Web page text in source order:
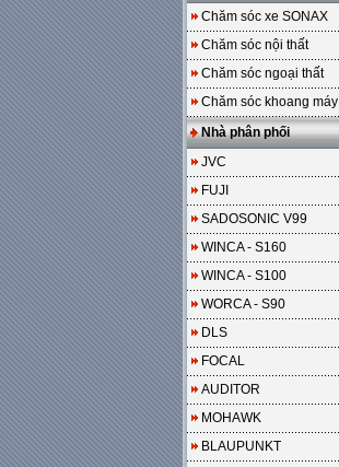
Chăm sóc xe SONAX
Chăm sóc nội thất
Chăm sóc ngoại thất
Chăm sóc khoang máy
Nhà phân phối
JVC
FUJI
SADOSONIC V99
WINCA - S160
WINCA - S100
WORCA - S90
DLS
FOCAL
AUDITOR
MOHAWK
BLAUPUNKT